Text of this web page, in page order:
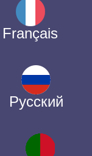
Français
Русский